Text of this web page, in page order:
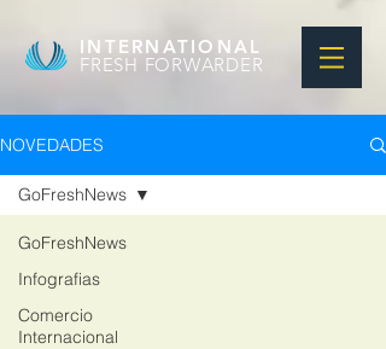
INTERNATIONAL
FRESH FORWARDER
NOVEDADES
GoFreshNews
Infografias
Comercio
Internacional
GoFreshNews